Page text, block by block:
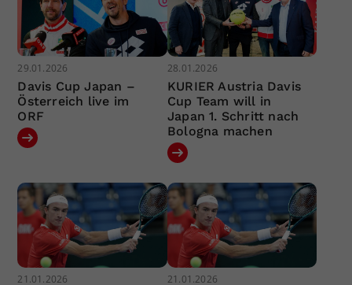
29.01.2026
Davis Cup Japan –
Österreich live im
ORF
28.01.2026
KURIER Austria Davis
Cup Team will in
Japan 1. Schritt nach
Bologna machen
21.01.2026 21.01.2026